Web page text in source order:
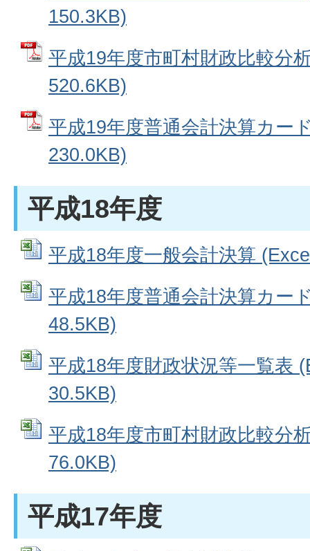
150.3KB)
平成19年度市町村財政比較分
520.6KB)
平成19年度普通会計決算カー
230.0KB)
平成18年度
平成18年度一般会計決算
平成18年度普通会計決算カー
48.5KB)
平成18年度財政状況等一覧表
30.5KB)
平成18年度市町村財政比較分
76.0KB)
平成17年度